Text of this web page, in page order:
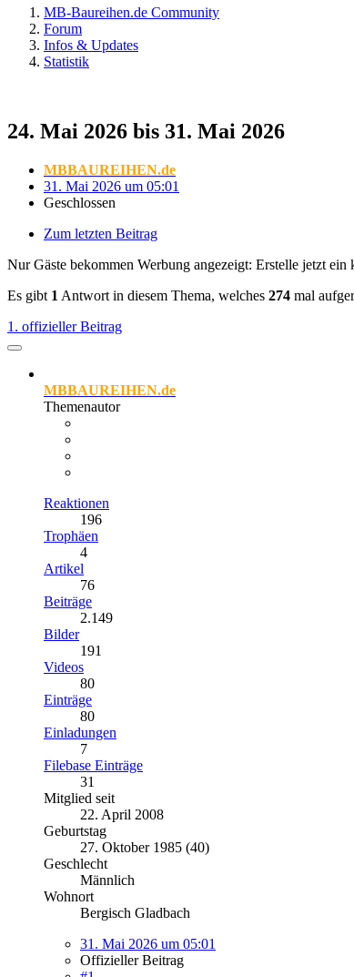
MB-Baureihen.de Community
Forum
Infos & Updates
Statistik
24. Mai 2026 bis 31. Mai 2026
MBBAUREIHEN.de
31. Mai 2026 um 05:01
Geschlossen
Zum letzten Beitrag
Nur Gäste bekommen Werbung angezeigt: Erstelle jetzt
Es gibt 1 Antwort in diesem Thema, welches 274 mal
1. offizieller Beitrag
MBBAUREIHEN.de
Themenautor
Reaktionen
196
Trophäen
4
Artikel
76
Beiträge
2.149
Bilder
191
Videos
80
Einträge
80
Einladungen
7
Filebase Einträge
31
Mitglied seit
22. April 2008
Geburtstag
27. Oktober 1985 (40)
Geschlecht
Männlich
Wohnort
Bergisch Gladbach
31. Mai 2026 um 05:01
Offizieller Beitrag